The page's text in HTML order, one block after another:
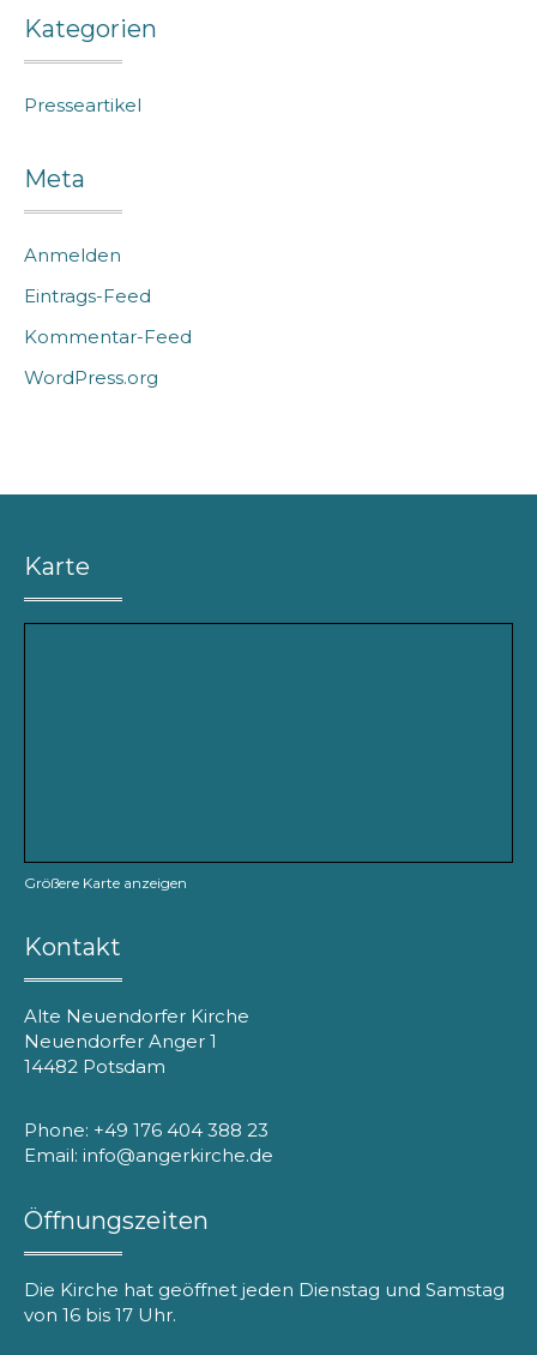
Kategorien
Presseartikel
Meta
Anmelden
Eintrags-Feed
Kommentar-Feed
WordPress.org
Karte
Größere Karte anzeigen
Kontakt
Alte Neuendorfer Kirche
Neuendorfer Anger 1
14482 Potsdam
Phone: +49 176 404 388 23
Email: info@angerkirche.de
Öffnungszeiten
Die Kirche hat geöffnet jeden Dienstag und Samstag
von 16 bis 17 Uhr.